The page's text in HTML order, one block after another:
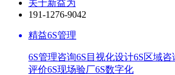
关于新益为
191-1276-9042
精益6S管理
6S管理咨询6S目视化设计6S区域咨
评价6S现场验厂6S数字化